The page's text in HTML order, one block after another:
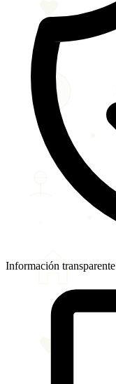
Información transparente